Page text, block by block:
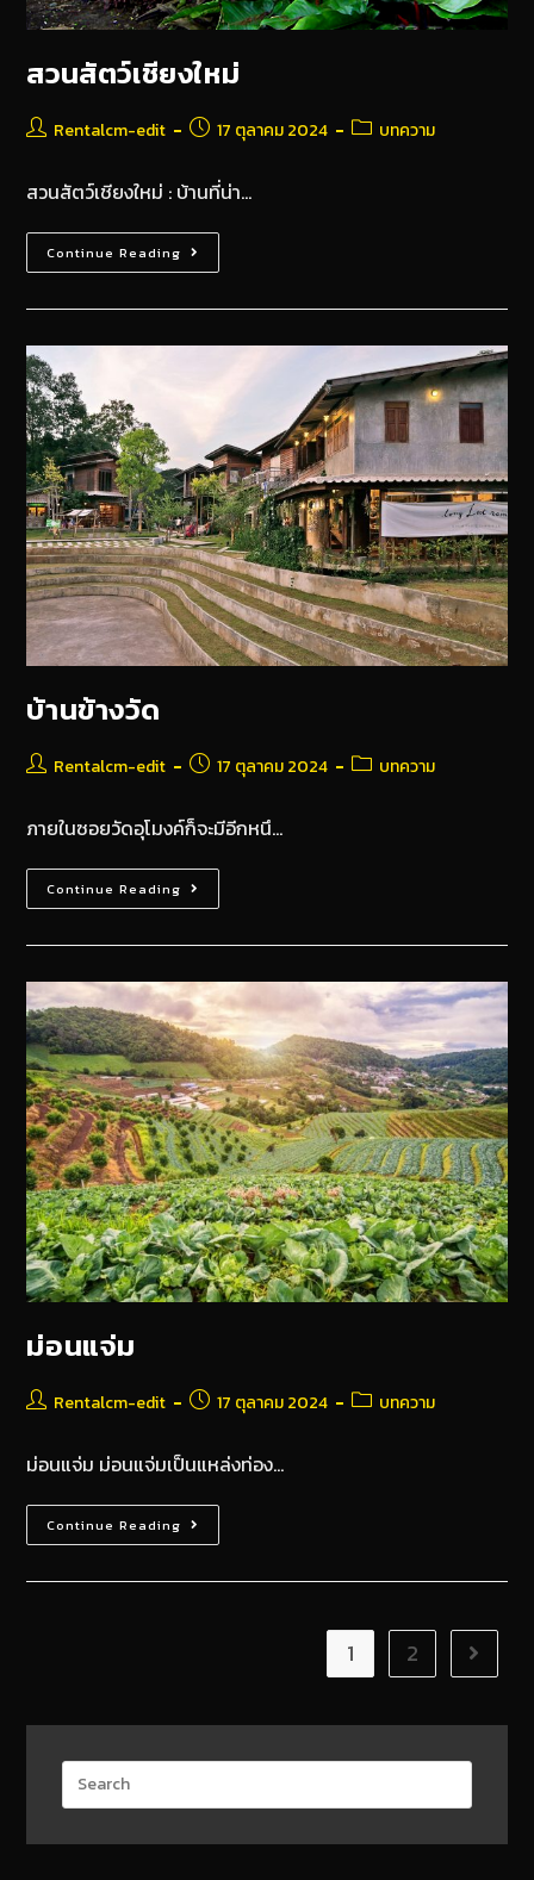
สวนสัตว์เชียงใหม่
Rentalcm-edit 17 ตุลาคม 2024 บทความ
สวนสัตว์เชียงใหม่ : บ้านที่น่า…
Continue Reading
บ้านข้างวัด
Rentalcm-edit 17 ตุลาคม 2024 บทความ
ภายในซอยวัดอุโมงค์ก็จะมีอีกหนึ…
Continue Reading
ม่อนแจ่ม
Rentalcm-edit 17 ตุลาคม 2024 บทความ
ม่อนแจ่ม ม่อนแจ่มเป็นแหล่งท่อง…
Continue Reading
1 2